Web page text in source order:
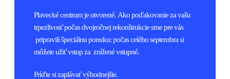
Plavecké centrum je otvorené. Ako poďakovanie za vašu
trpezlivosť počas dvojročnej rekonštrukcie sme pre vás
pripravili špeciálnu ponuku: počas celého septembra si
môžete užiť vstup za znížené vstupné.
Príďte si zaplávať výhodnejšie.